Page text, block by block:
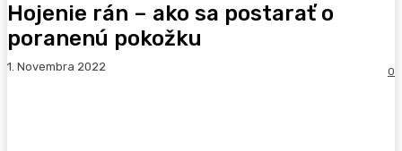
Hojenie rán – ako sa postarať o
poranenú pokožku
1. Novembra 2022 0